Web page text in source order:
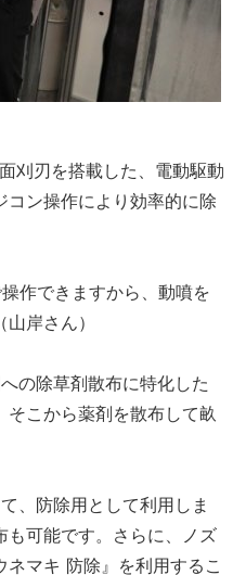
刈刃を搭載した、電動駆動
コン操作により効率的に除
作できますから、動噴を
岸さん）
の除草剤散布に特化した
こから薬剤を散布して畝
、防除用として利用しま
も可能です。さらに、ノズ
マキ 防除』を利用するこ